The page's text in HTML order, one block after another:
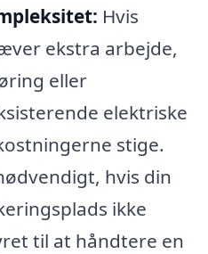
Hvis
ekstra arbejde,
eller
elektriske
stige.
hvis din
ikke
til at håndtere en